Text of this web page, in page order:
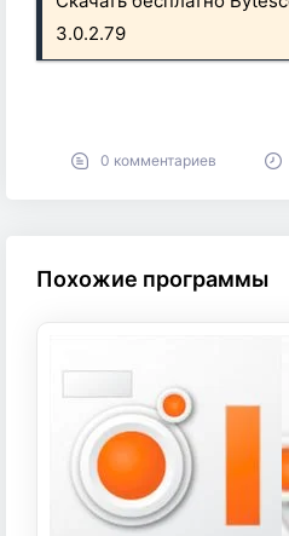
3.0.2.79
0 комментариев
Похожие программы